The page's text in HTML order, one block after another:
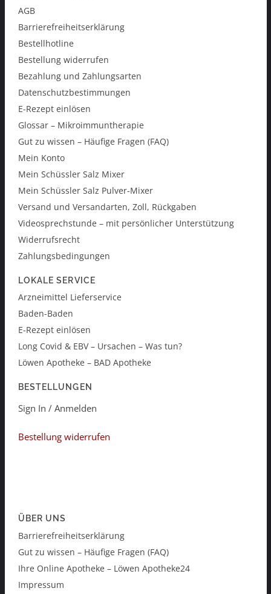
AGB
Barrierefreiheitserklärung
Bestellhotline
Bestellung widerrufen
Bezahlung und Zahlungsarten
Datenschutzbestimmungen
E-Rezept einlösen
Glossar – Mikroimmuntherapie
Gut zu wissen – Häufige Fragen (FAQ)
Mein Konto
Mein Schüssler Salz Mixer
Mein Schüssler Salz Pulver-Mixer
Versand und Versandarten, Zoll, Rückgaben
Videosprechstunde – mit persönlicher Unterstützung
Widerrufsrecht
Zahlungsbedingungen
LOKALE SERVICE
Arzneimittel Lieferservice
Baden-Baden
E-Rezept einlösen
Long Covid & EBV – Ursachen – Was tun?
Löwen Apotheke – BAD Apotheke
BESTELLUNGEN
Sign In / Anmelden
Bestellung widerrufen
ÜBER UNS
Barrierefreiheitserklärung
Gut zu wissen – Häufige Fragen (FAQ)
Ihre Online Apotheke – Löwen Apotheke24
Impressum